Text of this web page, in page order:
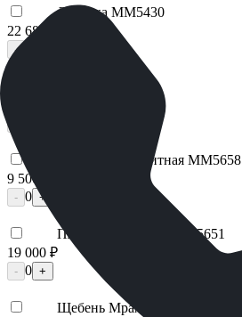
Лавочка ММ5430
22 680 ₽
-
Цоколь ММ5206
Брусчатка гранитная ММ5658
9 500 ₽
- 0 +
Плитка гранитная ММ5651
19 000 ₽
- 0 +
Щебень Мраморный